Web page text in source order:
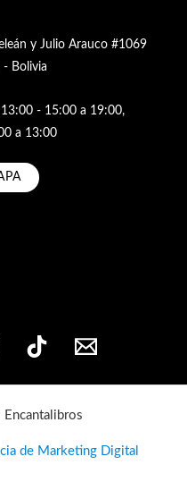
y Julio Arauco #1069
- Bolivia
- 15:00 a 19:00,
a 13:00
de Marketing Digital